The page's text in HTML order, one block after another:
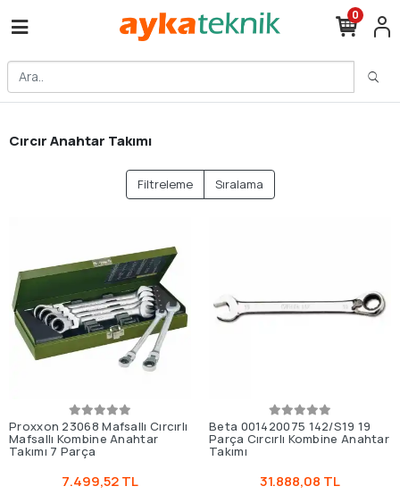
0
Cırcır Anahtar Takımı
Filtreleme Sıralama
Proxxon 23068 Mafsallı Cırcırlı
Mafsallı Kombine Anahtar
Takımı 7 Parça
7.499,52 TL
Beta 001420075 142/S19 19
Parça Cırcırlı Kombine Anahtar
Takımı
31.888,08 TL